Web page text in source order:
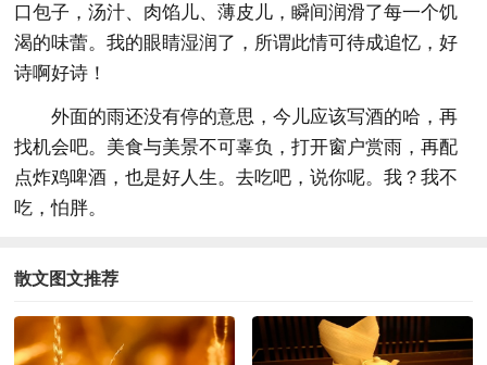
口包子，汤汁、肉馅儿、薄皮儿，瞬间润滑了每一个饥
渴的味蕾。我的眼睛湿润了，所谓此情可待成追忆，好
诗啊好诗！
外面的雨还没有停的意思，今儿应该写酒的哈，再
找机会吧。美食与美景不可辜负，打开窗户赏雨，再配
点炸鸡啤酒，也是好人生。去吃吧，说你呢。我？我不
吃，怕胖。
散文图文推荐